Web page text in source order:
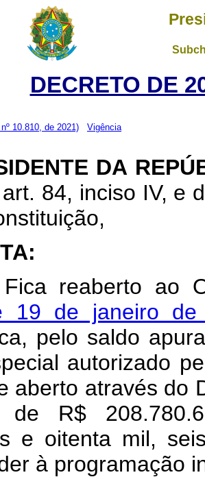
DECRETO DE
10.810, de 2021) Vigência
DA
84, inciso IV, e
reaberto ao
19 de janeiro de
pelo saldo
autorizado
aberto através do
R$
e oitenta mil,
à programação